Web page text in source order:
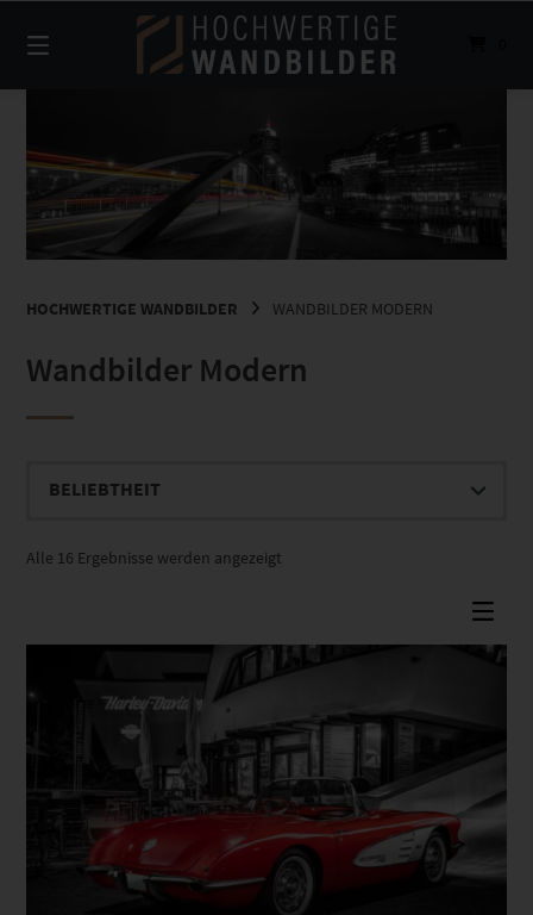
zum
Inhalt
HOCHWERTIGE WANDBILDER WANDBILDER MODERN
Wandbilder Modern
Alle 16 Ergebnisse werden angezeigt
Dieses Produkt weist mehrere Varianten auf. Die Optionen können auf der Produktseite gewählt werden